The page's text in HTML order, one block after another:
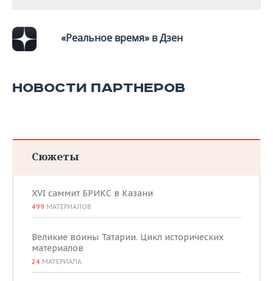
«Реальное время» в Дзен
НОВОСТИ ПАРТНЕРОВ
Сюжеты
XVI саммит БРИКС в Казани
499 МАТЕРИАЛОВ
Великие воины Татарии. Цикл исторических
материалов
24 МАТЕРИАЛА